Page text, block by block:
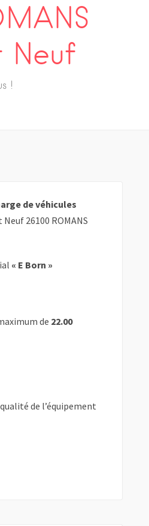
Neuf
!
de véhicules
26100 ROMANS
« E Born »
de 22.00
de l’équipement